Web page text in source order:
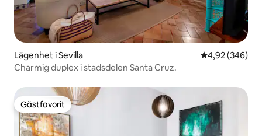
Lägenhet i Sevilla 4,92 av 5 i
4,92 (346)
Charmig duplex i stadsdelen Santa Cruz.
Gästfavorit
Gästfavorit